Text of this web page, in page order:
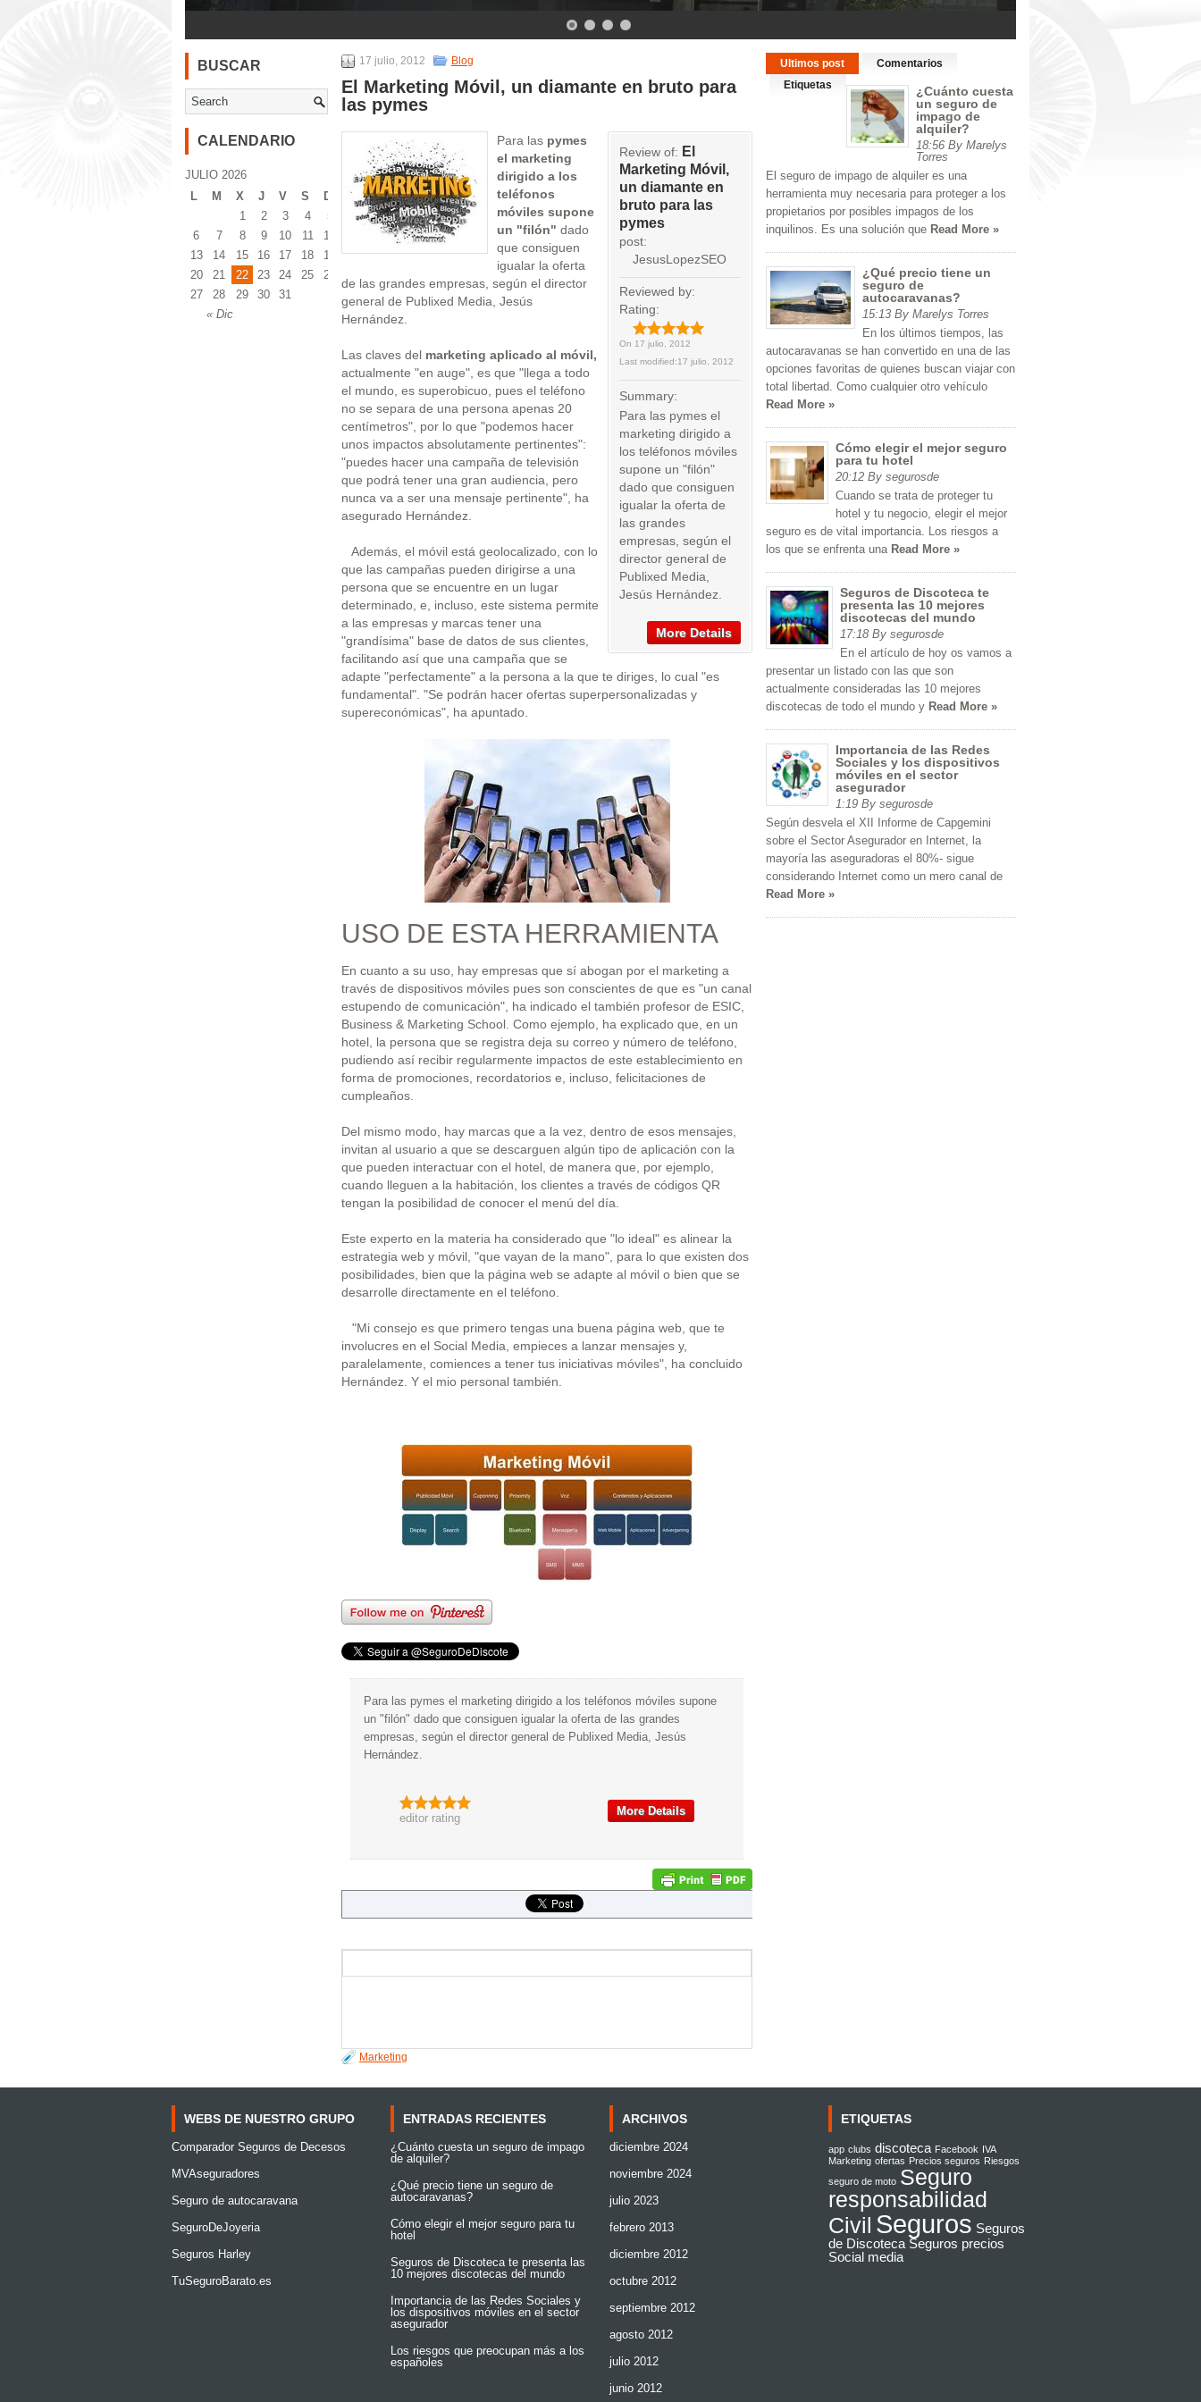
17 julio, 2012 Blog
El Marketing Móvil, un diamante en bruto para
las pymes
Review of: El
Marketing Móvil,
un diamante en
bruto para las
pymes
post:
JesusLopezSEO
Reviewed by:
Rating:
On 17 julio, 2012
Last modified:17 julio, 2012
Summary:
Para las pymes el
marketing dirigido a
los teléfonos móviles
supone un "filón"
dado que consiguen
igualar la oferta de
las grandes
empresas, según el
director general de
Publixed Media,
Jesús Hernández.
More Details
Para las pymes
el marketing
dirigido a los
teléfonos
móviles supone
un "filón" dado
que consiguen
igualar la oferta
de las grandes empresas, según el director
general de Publixed Media, Jesús
Hernández.
Las claves del marketing aplicado al móvil,
actualmente "en auge", es que "llega a todo
el mundo, es superobicuo, pues el teléfono
no se separa de una persona apenas 20
centímetros", por lo que "podemos hacer
unos impactos absolutamente pertinentes":
"puedes hacer una campaña de televisión
que podrá tener una gran audiencia, pero
nunca va a ser una mensaje pertinente", ha
asegurado Hernández.
Además, el móvil está geolocalizado, con lo
que las campañas pueden dirigirse a una
persona que se encuentre en un lugar
determinado, e, incluso, este sistema permite
a las empresas y marcas tener una
"grandísima" base de datos de sus clientes,
facilitando así que una campaña que se
adapte "perfectamente" a la persona a la que te diriges, lo cual "es
fundamental". "Se podrán hacer ofertas superpersonalizadas y
supereconómicas", ha apuntado.
USO DE ESTA HERRAMIENTA
En cuanto a su uso, hay empresas que sí abogan por el marketing a
través de dispositivos móviles pues son conscientes de que es "un canal
estupendo de comunicación", ha indicado el también profesor de ESIC,
Business & Marketing School. Como ejemplo, ha explicado que, en un
hotel, la persona que se registra deja su correo y número de teléfono,
pudiendo así recibir regularmente impactos de este establecimiento en
forma de promociones, recordatorios e, incluso, felicitaciones de
cumpleaños.
Del mismo modo, hay marcas que a la vez, dentro de esos mensajes,
invitan al usuario a que se descarguen algún tipo de aplicación con la
que pueden interactuar con el hotel, de manera que, por ejemplo,
cuando lleguen a la habitación, los clientes a través de códigos QR
tengan la posibilidad de conocer el menú del día.
Este experto en la materia ha considerado que "lo ideal" es alinear la
estrategia web y móvil, "que vayan de la mano", para lo que existen dos
posibilidades, bien que la página web se adapte al móvil o bien que se
desarrolle directamente en el teléfono.
"Mi consejo es que primero tengas una buena página web, que te
involucres en el Social Media, empieces a lanzar mensajes y,
paralelamente, comiences a tener tus iniciativas móviles", ha concluido
Hernández. Y el mio personal también.
Para las pymes el marketing dirigido a los teléfonos móviles supone
un "filón" dado que consiguen igualar la oferta de las grandes
empresas, según el director general de Publixed Media, Jesús
Hernández.
editor rating
More Details
Marketing
BUSCAR
CALENDARIO
JULIO 2026
L
M X J V S D
« Dic
1 2 3 4
5
6
7 8 9 10 11
12
13
14 15 16 17 18
19
20
21 22 23 24 25
26
27
28 29 30 31
Ultimos post
Comentarios
Etiquetas
¿Cuánto cuesta
un seguro de
impago de
alquiler?
18:56 By Marelys
Torres
El seguro de impago de alquiler es una
herramienta muy necesaria para proteger a los
propietarios por posibles impagos de los
inquilinos. Es una solución que Read More »
¿Qué precio tiene un
seguro de
autocaravanas?
15:13 By Marelys Torres
En los últimos tiempos, las
autocaravanas se han convertido en una de las
opciones favoritas de quienes buscan viajar con
total libertad. Como cualquier otro vehículo
Read More »
Cómo elegir el mejor seguro
para tu hotel
20:12 By segurosde
Cuando se trata de proteger tu
hotel y tu negocio, elegir el mejor
seguro es de vital importancia. Los riesgos a
los que se enfrenta una Read More »
Seguros de Discoteca te
presenta las 10 mejores
discotecas del mundo
17:18 By segurosde
En el artículo de hoy os vamos a
presentar un listado con las que son
actualmente consideradas las 10 mejores
discotecas de todo el mundo y Read More »
Importancia de las Redes
Sociales y los dispositivos
móviles en el sector
asegurador
1:19 By segurosde
Según desvela el XII Informe de Capgemini
sobre el Sector Asegurador en Internet, la
mayoría las aseguradoras el 80%- sigue
considerando Internet como un mero canal de
Read More »
WEBS DE NUESTRO GRUPO
Comparador Seguros de Decesos
MVAseguradores
Seguro de autocaravana
SeguroDeJoyeria
Seguros Harley
TuSeguroBarato.es
ENTRADAS RECIENTES
¿Cuánto cuesta un seguro de impago
de alquiler?
¿Qué precio tiene un seguro de
autocaravanas?
Cómo elegir el mejor seguro para tu
hotel
Seguros de Discoteca te presenta las
10 mejores discotecas del mundo
Importancia de las Redes Sociales y
los dispositivos móviles en el sector
asegurador
Los riesgos que preocupan más a los
españoles
ARCHIVOS
diciembre 2024
noviembre 2024
julio 2023
febrero 2013
diciembre 2012
octubre 2012
septiembre 2012
agosto 2012
julio 2012
junio 2012
ETIQUETAS
app clubs discoteca Facebook IVA
Marketing ofertas Precios seguros Riesgos
seguro de moto Seguro
responsabilidad
Civil Seguros Seguros
de Discoteca Seguros precios
Social media